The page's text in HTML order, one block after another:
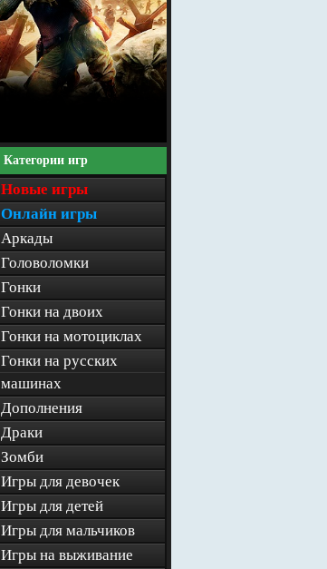
Категории игр
Новые игры
Онлайн игры
Аркады
Головоломки
Гонки
Гонки на двоих
Гонки на мотоциклах
Гонки на русских
машинах
Дополнения
Драки
Зомби
Игры для девочек
Игры для детей
Игры для мальчиков
Игры на выживание